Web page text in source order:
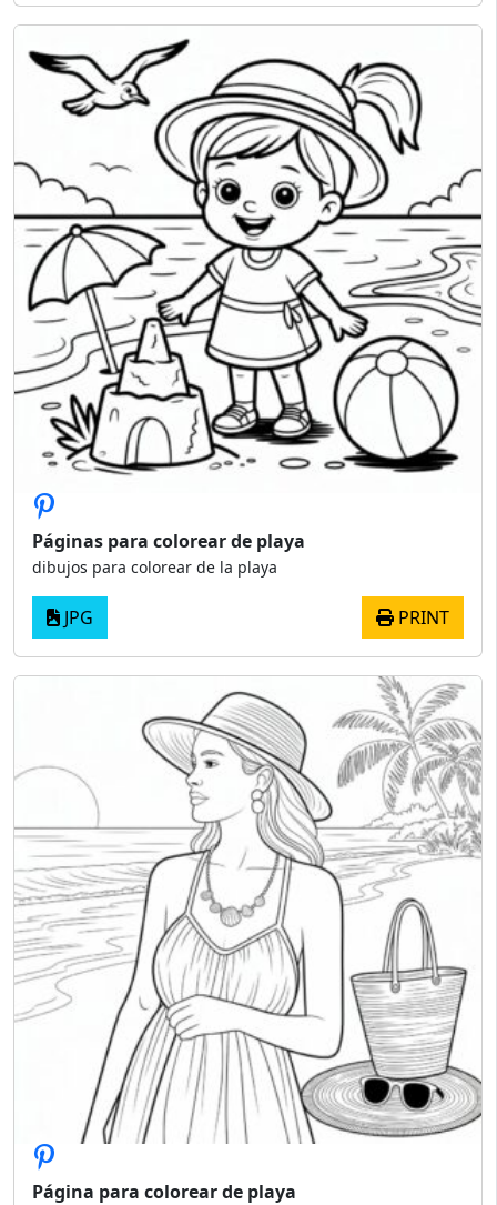
Páginas para colorear de playa
dibujos para colorear de la playa
JPG PRINT
Página para colorear de playa